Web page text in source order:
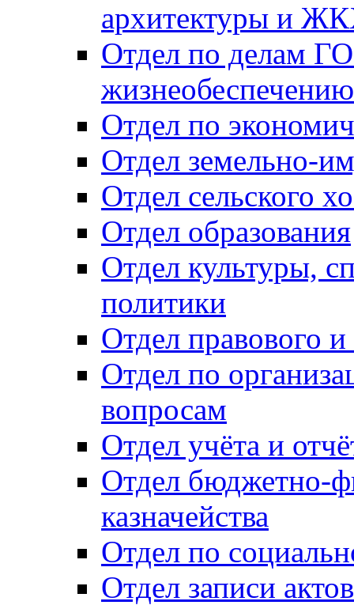
архитектуры и
Отдел по делам
Отдел по
Отдел земельно-
Отдел сельского
Отдел образования
Отдел культуры,
политики
Отдел правового
Отдел по
вопросам
Отдел учёта и
Отдел бюджетно-
казначейства
Отдел по
Отдел записи